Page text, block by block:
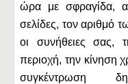
ώρα με σφραγίδα,
σελίδες, τον αριθμό
οι συνήθειες σας,
περιοχή, την κίνηση
συγκέντρωση